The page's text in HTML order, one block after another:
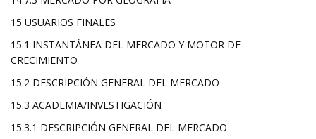
15 USUARIOS FINALES
15.1 INSTANTÁNEA DEL MERCADO Y MOTOR DE
CRECIMIENTO
15.2 DESCRIPCIÓN GENERAL DEL MERCADO
15.3 ACADEMIA/INVESTIGACIÓN
15.3.1 DESCRIPCIÓN GENERAL DEL MERCADO